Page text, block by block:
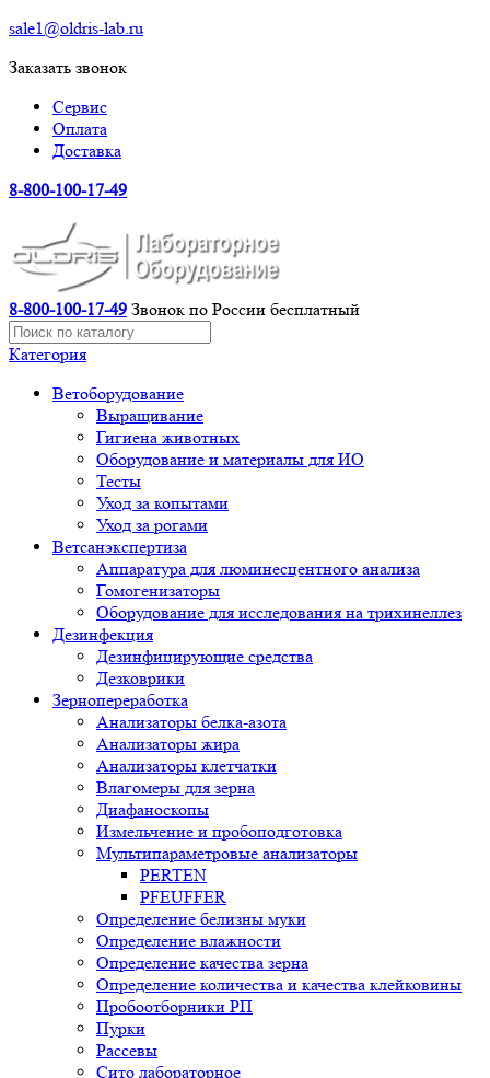
sale1@oldris-lab.ru
Заказать звонок
Сервис
Оплата
Доставка
8-800-100-17-49
8-800-100-17-49 Звонок по России бесплатный
Категория
Ветоборудование
Выращивание
Гигиена животных
Оборудование и материалы для ИО
Тесты
Уход за копытами
Уход за рогами
Ветсанэкспертиза
Аппаратура для люминесцентного анализа
Гомогенизаторы
Оборудование для исследования на трихинеллез
Дезинфекция
Дезинфицирующие средства
Дезковрики
Зернопереработка
Анализаторы белка-азота
Анализаторы жира
Анализаторы клетчатки
Влагомеры для зерна
Диафаноскопы
Измельчение и пробоподготовка
Мультипараметровые анализаторы
PERTEN
PFEUFFER
Определение белизны муки
Определение влажности
Определение качества зерна
Определение количества и качества клейковины
Пробоотборники РП
Пурки
Рассевы
Сито лабораторное